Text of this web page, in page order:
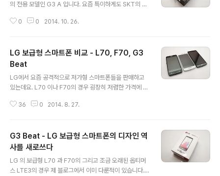
의 전용 모델인 G3 A 입니다. 요즘 특이하게도 SKT의 경
는 모습을 보여주고 있습니다.(물론 이 부분은 순정을 선호
특별한 것은 없습니다. G3 계열이 보통 사용하던 금속 같
은 느낌의 상단 박스 디자인 대신반복되는 패턴을 넣은 디
자인을 채택했습니다. 뒷면은 LG 전체적으로 레드&화이
트 색상으로 제품특징을 표기하고 있습니다. T액션기능이
따로없습니다. SKT 전용폰 치고는 LG 로고를 그대로 유
0 0 2014. 10. 26.
LG 보급형 스마트폰 비교 - L70, F70, G3
Beat
LG에서 요즘 공격적으로 저가형 스마트폰들을 판매하고
있는데요. L70 이나 F70의 경우 굉장히 저렴한 가격에 구
죠. 거의 매번 ^^) 이번에는 우연하게도 현재 제 손에 3대
터 L70, F70, G3 Beat 의 순서대로 입니다. 간단하게 스
펙을 비교해 보도록 하겠습니다. 추가적으로 L70은 3G
모델이며, F70 및 G3 Beat 는 LTE 지원 모델입니다. 뒷
판의 경우 L70과 F70의 경우 G pro 2 를 닮아 있는 직물
36 0 2014. 8. 27.
G3 Beat - LG 보급형 스마트폰의 디자인 역
사를 새로쓰다
LG 의 보급형 L70 과 F70의 그리고 조금 오래된 옵티머
스 LTE3의 경우 제 블로그에서 이미 다룬적이 있습니다.